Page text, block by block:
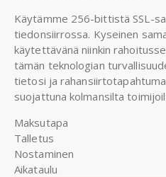
Käytämme 256-bittistä SSL-
tiedonsiirrossa. Kyseinen
käytettävänä niinkin
tämän teknologian
tietosi ja
suojattuna kolmansilta
Maksutapa
Talletus
Nostaminen
Aikataulu